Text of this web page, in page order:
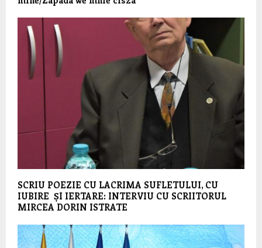
SCRIU POEZIE CU LACRIMA SUFLETULUI, CU
IUBIRE ȘI IERTARE: INTERVIU CU SCRIITORUL
MIRCEA DORIN ISTRATE